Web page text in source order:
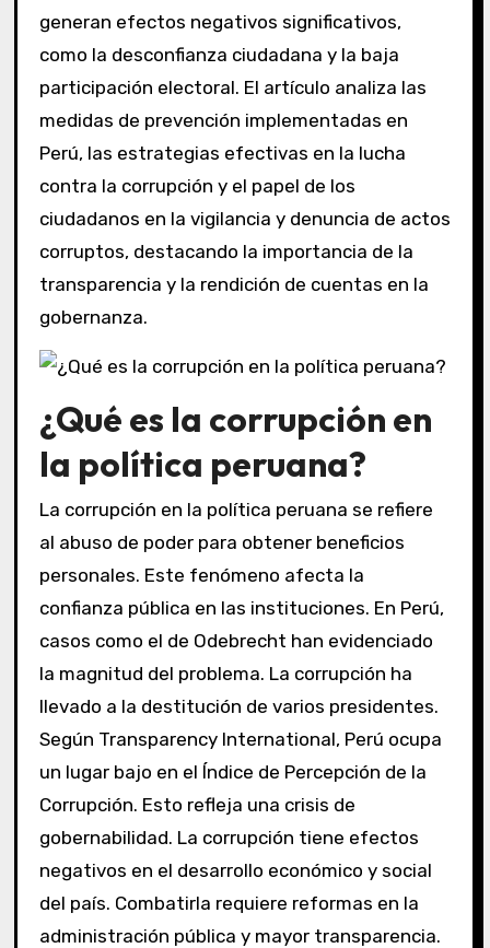
generan efectos negativos significativos,
como la desconfianza ciudadana y la baja
participación electoral. El artículo analiza las
medidas de prevención implementadas en
Perú, las estrategias efectivas en la lucha
contra la corrupción y el papel de los
ciudadanos en la vigilancia y denuncia de actos
corruptos, destacando la importancia de la
transparencia y la rendición de cuentas en la
gobernanza.
¿Qué es la corrupción en
la política peruana?
La corrupción en la política peruana se refiere
al abuso de poder para obtener beneficios
personales. Este fenómeno afecta la
confianza pública en las instituciones. En Perú,
casos como el de Odebrecht han evidenciado
la magnitud del problema. La corrupción ha
llevado a la destitución de varios presidentes.
Según Transparency International, Perú ocupa
un lugar bajo en el Índice de Percepción de la
Corrupción. Esto refleja una crisis de
gobernabilidad. La corrupción tiene efectos
negativos en el desarrollo económico y social
del país. Combatirla requiere reformas en la
administración pública y mayor transparencia.